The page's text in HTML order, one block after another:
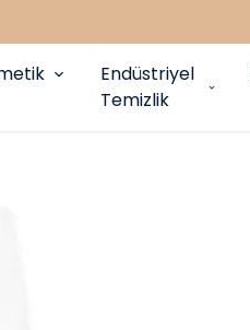
Endüstriyel
Temizlik